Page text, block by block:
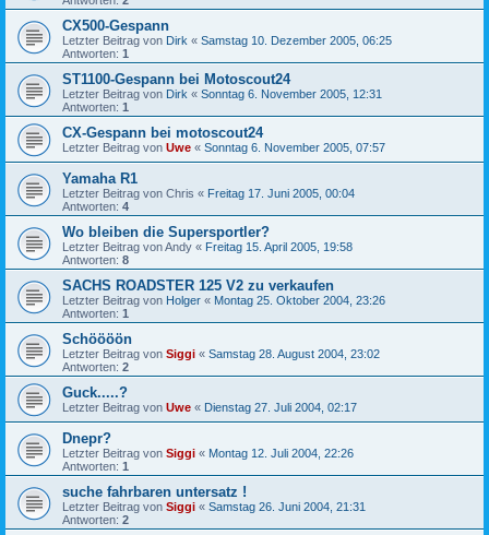
CX500-Gespann
Letzter Beitrag von Dirk « Samstag 10. Dezember 2005, 06:25
Antworten: 1
ST1100-Gespann bei Motoscout24
Letzter Beitrag von Dirk « Sonntag 6. November 2005, 12:31
Antworten: 1
CX-Gespann bei motoscout24
Letzter Beitrag von Uwe « Sonntag 6. November 2005, 07:57
Yamaha R1
Letzter Beitrag von Chris « Freitag 17. Juni 2005, 00:04
Antworten: 4
Wo bleiben die Supersportler?
Letzter Beitrag vonAndy « Freitag 15. April 2005, 19:58
Antworten: 8
SACHS ROADSTER 125 V2 zu verkaufen
Letzter Beitrag von Holger « Montag 25. Oktober 2004, 23:26
Antworten: 1
Schöööön
Letzter Beitrag von Siggi « Samstag 28. August 2004, 23:02
Antworten: 2
Guck.....?
Letzter Beitrag von Uwe « Dienstag 27. Juli 2004, 02:17
Dnepr?
Letzter Beitrag von Siggi « Montag 12. Juli 2004, 22:26
Antworten: 1
suche fahrbaren untersatz !
Letzter Beitrag von Siggi « Samstag 26. Juni 2004, 21:31
Antworten: 2